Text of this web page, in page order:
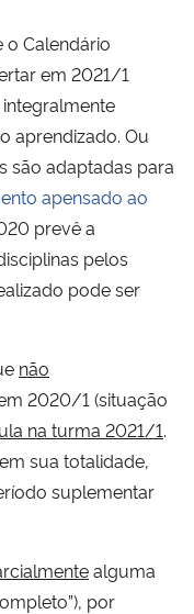
o Calendário
em 2021/1
aprendizado. Ou
são adaptadas para
apensado ao
prevê a
pelos
pode ser
não
2020/1 (situação
na turma 2021/1.
sua totalidade,
suplementar
alguma
por